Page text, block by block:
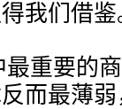
我们借鉴
重要的
而最薄